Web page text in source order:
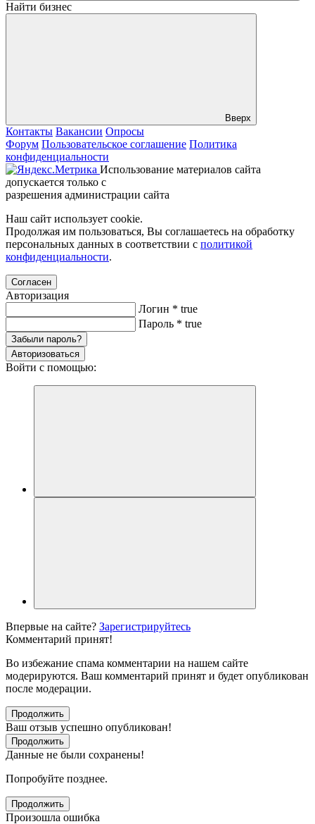
Найти бизнес
Вверх
Контакты Вакансии Опросы
Форум Пользовательское соглашение Политика
конфиденциальности
Использование материалов сайта
допускается только с
разрешения администрации сайта
Наш сайт использует cookie.
Продолжая им пользоваться, Вы соглашаетесь на обработку
персональных данных в соответствии с политикой
конфиденциальности.
Согласен
Авторизация
Логин * true
Пароль * true
Забыли пароль?
Авторизоваться
Войти с помощью:
Впервые на сайте? Зарегистрируйтесь
Комментарий принят!
Во избежание спама комментарии на нашем сайте
модерируются. Ваш комментарий принят и будет опубликован
после модерации.
Продолжить
Ваш отзыв успешно опубликован!
Продолжить
Данные не были сохранены!
Попробуйте позднее.
Продолжить
Произошла ошибка